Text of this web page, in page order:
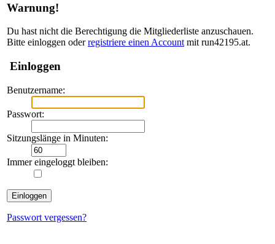
Warnung!
Du hast nicht die Berechtigung die Mitgliederliste anzuschauen.
Bitte einloggen oderregistriere einen Accountmit run42195.at.
Einloggen
Benutzername:
Passwort:
Sitzungslänge in Minuten:
Immer eingeloggt bleiben:
Passwort vergessen?